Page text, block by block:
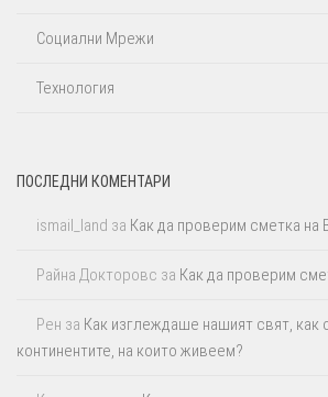
Социални Мрежи
Технология
ПОСЛЕДНИ КОМЕНТАРИ
ismail_land за Как да проверим сметка на
Райна Докторовс за Как да проверим
Рен за Как изглеждаше нашият свят, как
континентите, на които живеем?